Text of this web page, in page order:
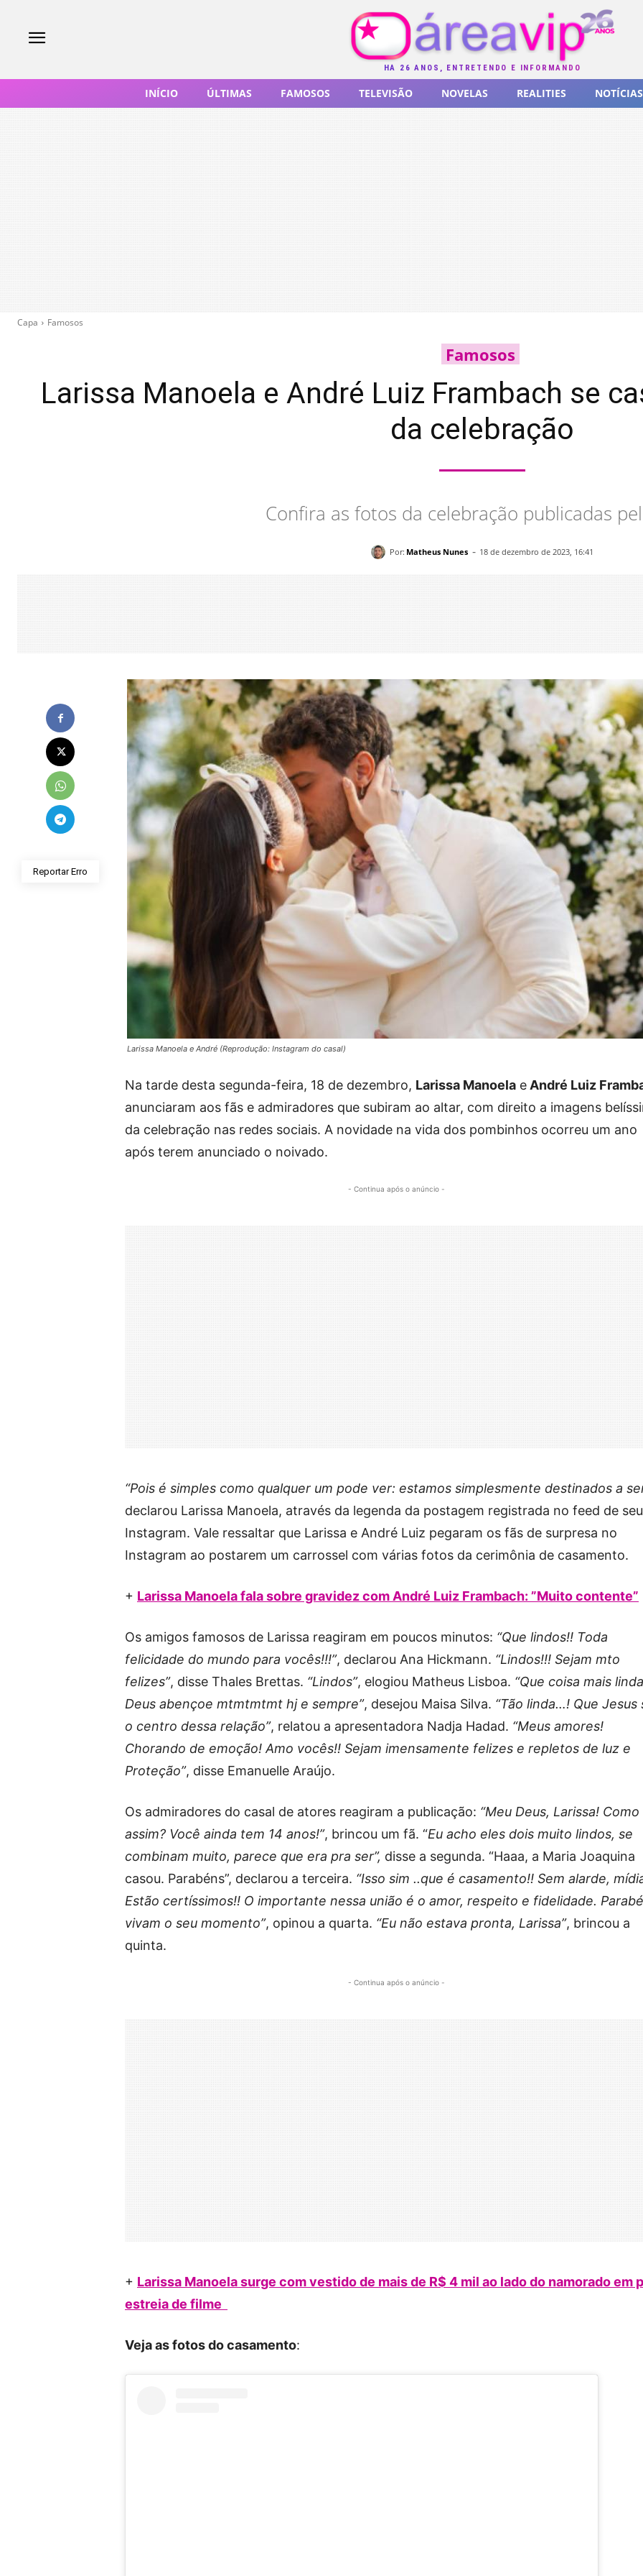
HÁ 26 ANOS, ENTRETENDO E INFORMANDO
INÍCIO ÚLTIMAS FAMOSOS TELEVISÃO NOVELAS REALITIES NOTÍCIAS
Capa Famosos
Famosos
Larissa Manoela e André Luiz Frambach se
da celebração
Confira as fotos da celebração publicadas
Por: Matheus Nunes - 18 de dezembro de 2023, 16:41
Reportar Erro
Larissa Manoela e André (Reprodução: Instagram do casal)
Na tarde desta segunda-feira, 18 de dezembro, Larissa Manoela e André Luiz
anunciaram aos fãs e admiradores que subiram ao altar, com direito a imagens
da celebração nas redes sociais. A novidade na vida dos pombinhos ocorreu um ano
após terem anunciado o noivado.
- Continua após o anúncio -
“Pois é simples como qualquer um pode ver: estamos simplesmente destinados a
declarou Larissa Manoela, através da legenda da postagem registrada no feed de seu
Instagram. Vale ressaltar que Larissa e André Luiz pegaram os fãs de surpresa no
Instagram ao postarem um carrossel com várias fotos da cerimônia de casamento.
+ Larissa Manoela fala sobre gravidez com André Luiz Frambach: ”Muito contente”
Os amigos famosos de Larissa reagiram em poucos minutos: “Que lindos!! Toda
felicidade do mundo para vocês!!!”, declarou Ana Hickmann. “Lindos!!! Sejam mto
felizes”, disse Thales Brettas. “Lindos”, elogiou Matheus Lisboa. “Que coisa mais linda
Deus abençoe mtmtmtmt hj e sempre”, desejou Maisa Silva. “Tão linda…! Que Jesus
o centro dessa relação”, relatou a apresentadora Nadja Hadad. “Meus amores!
Chorando de emoção! Amo vocês!! Sejam imensamente felizes e repletos de luz e
Proteção”, disse Emanuelle Araújo.
Os admiradores do casal de atores reagiram a publicação: “Meu Deus, Larissa! Como
assim? Você ainda tem 14 anos!”, brincou um fã. “Eu acho eles dois muito lindos, se
combinam muito, parece que era pra ser”, disse a segunda. “Haaa, a Maria Joaquina
casou. Parabéns”, declarou a terceira. “Isso sim ..que é casamento!! Sem alarde,
Estão certíssimos!! O importante nessa união é o amor, respeito e fidelidade.
vivam o seu momento”, opinou a quarta. “Eu não estava pronta, Larissa”, brincou a
quinta.
- Continua após o anúncio -
+ Larissa Manoela surge com vestido de mais de R$ 4 mil ao lado do namorado em
estreia de filme
Veja as fotos do casamento: